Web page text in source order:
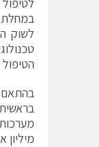
לשוק